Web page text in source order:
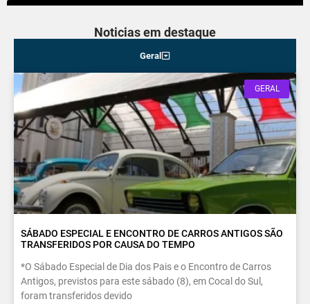
Noticias em destaque
Geral
GERAL
SÁBADO ESPECIAL E ENCONTRO DE CARROS ANTIGOS SÃO
TRANSFERIDOS POR CAUSA DO TEMPO
*O Sábado Especial de Dia dos Pais e o Encontro de Carros
Antigos, previstos para este sábado (8), em Cocal do Sul,
foram transferidos devido